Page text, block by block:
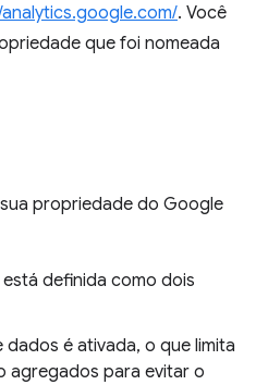
. Você
que foi nomeada
propriedade do Google
definida como dois
é ativada, o que limita
agregados para evitar o